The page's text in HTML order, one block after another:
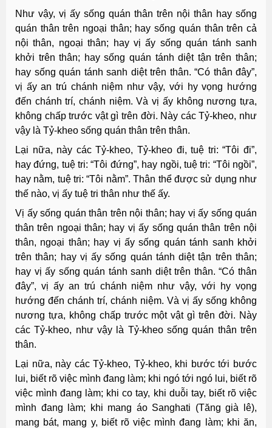
Như vậy, vị ấy sống quán thân trên nội thân hay sống
quán thân trên ngoại thân; hay sống quán thân trên cả
nội thân, ngoại thân; hay vị ấy sống quán tánh sanh
khởi trên thân; hay sống quán tánh diệt tận trên thân;
hay sống quán tánh sanh diệt trên thân. “Có thân đây”,
vị ấy an trú chánh niệm như vậy, với hy vọng hướng
đến chánh trí, chánh niệm. Và vị ấy không nương tựa,
không chấp trước vật gì trên đời. Này các Tỷ-kheo, như
vậy là Tỷ-kheo sống quán thân trên thân.
Lại nữa, này các Tỷ-kheo, Tỷ-kheo đi, tuệ tri: “Tôi đi”,
hay đứng, tuệ tri: “Tôi đứng”, hay ngồi, tuệ tri: “Tôi ngồi”,
hay nằm, tuệ tri: “Tôi nằm”. Thân thể được sử dụng như
thế nào, vị ấy tuệ tri thân như thế ấy.
Vị ấy sống quán thân trên nội thân; hay vị ấy sống quán
thân trên ngoại thân; hay vị ấy sống quán thân trên nội
thân, ngoại thân; hay vị ấy sống quán tánh sanh khởi
trên thân; hay vị ấy sống quán tánh diệt tận trên thân;
hay vị ấy sống quán tánh sanh diệt trên thân. “Có thân
đây”, vị ấy an trú chánh niệm như vậy, với hy vọng
hướng đến chánh trí, chánh niệm. Và vị ấy sống không
nương tựa, không chấp trước một vật gì trên đời. Này
các Tỷ-kheo, như vậy là Tỷ-kheo sống quán thân trên
thân.
Lại nữa, này các Tỷ-kheo, Tỷ-kheo, khi bước tới bước
lui, biết rõ việc mình đang làm; khi ngó tới ngó lui, biết rõ
việc mình đang làm; khi co tay, khi duỗi tay, biết rõ việc
mình đang làm; khi mang áo Sanghati (Tăng già lê),
mang bát, mang y, biết rõ việc mình đang làm; khi ăn,